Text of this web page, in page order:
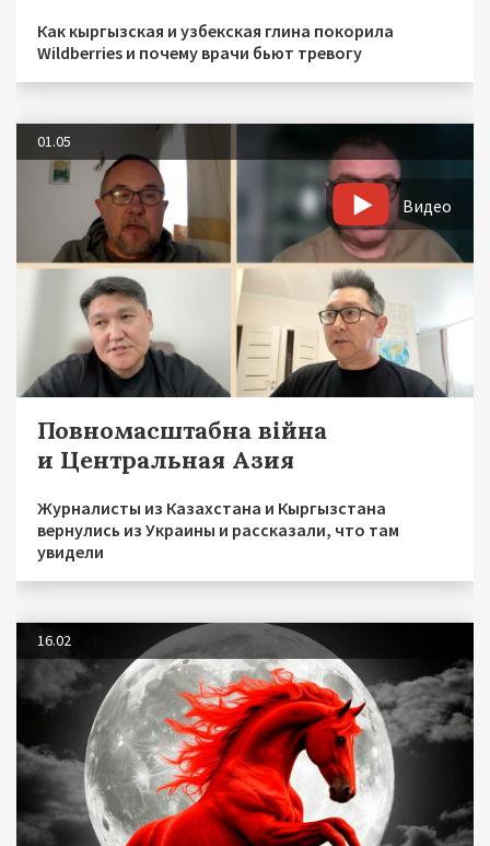
Как кыргызская и узбекская глина покорила
Wildberries и почему врачи бьют тревогу
01.05
Видео
Повномасштабна війна
и Центральная Азия
Журналисты из Казахстана и Кыргызстана
вернулись из Украины и рассказали, что там
увидели
16.02